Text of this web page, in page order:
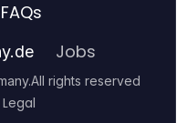
FAQs
Jobs
.All rights reserved
Legal